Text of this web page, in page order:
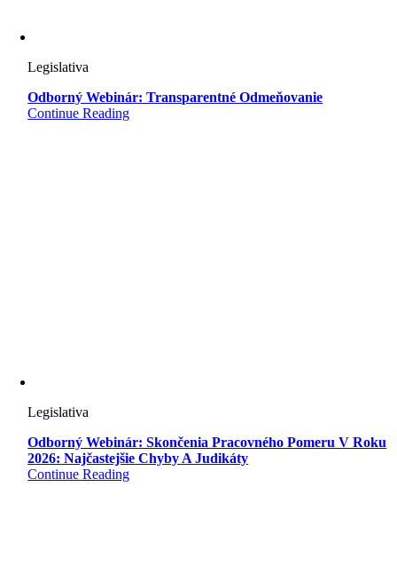
Legislativa
Odborný Webinár: Transparentné Odmeňovanie
Continue Reading
Legislativa
Odborný Webinár: Skončenia Pracovného Pomeru V Roku
2026: Najčastejšie Chyby A Judikáty
Continue Reading